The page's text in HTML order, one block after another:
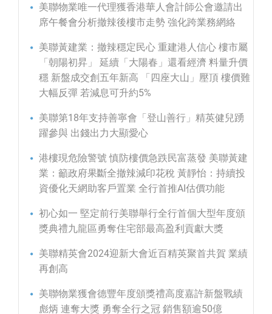
美聯物業唯一代理獲香港華人會計師公會邀請出
席午餐會分析撤辣後樓市走勢 強化跨業務網絡
美聯黃建業：撤辣穩定民心 重建港人信心 樓市屬
「朝陽初昇」 延續「大陽春」還看經濟 料量升價
穩 新盤成交創五年新高 「四座大山」壓頂 樓價難
大幅反彈 若減息可升約5%
美聯第18年支持善寧會「登山善行」精英健兒踴
躍參與 出錢出力大顯愛心
港樓現危險警號 慎防樓價急跌民富蒸發 美聯黃建
業：籲政府果斷全撤辣減印花稅 黃靜怡：持續投
資優化天網助客戶置業 全行首推AI估價功能
初心如一 堅定前行美聯舉行全行首個大型年度頒
獎典禮九龍區勇奪住宅部最高盈利貢獻大獎
美聯精英會2024迎新大會近百精英聚首共賀 業績
再創高
美聯物業獲會德豐年度頒獎禮高度嘉許新盤戰績
彪炳 連奪大獎 勇奪全行之冠 銷售額逾50億